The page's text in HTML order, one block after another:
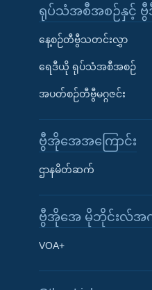
Learning English
ရုပ်သံအစီအစဉ်နှင့် ဗွီ
နေ့စဉ်တီဗွီသတင်းလွှာ
ရေဒီယို ရုပ်သံအစီအစဉ်
အပတ်စဉ်တီဗွီမဂ္ဂဇင်း
ဗွီအိုအေအကြောင်း
ဌာနမိတ်ဆက်
ဗွီအိုအေ မိုဘိုင်းလ်အက်
VOA+